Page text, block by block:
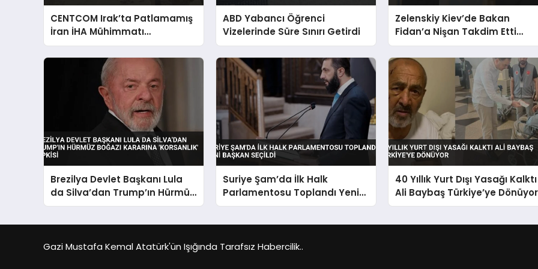
CENTCOM Irak’ta Patlamamış
İran İHA Mühimmatı
İmhasında Bir Askerin
Öldüğünü Açıkladı
ABD Yabancı Öğrenci
Vizelerinde Süre Sınırı Getirdi
Zelenskiy Kiev’de Bakan
Fidan’a Nişan Takdim Etti
Türkiye’ye Barış Teşekkürü
Brezilya Devlet Başkanı Lula
da Silva’dan Trump’ın Hürmüz
Boğazı Kararına ‘Korsanlık’
Suriye Şam’da İlk Halk
Parlamentosu Toplandı Yeni
Başkan Seçildi
40 Yıllık Yurt Dışı Yasağı Kalktı
Ali Baybaş Türkiye’ye Dönüyor
Gazi Mustafa Kemal Atatürk'ün Işığında Tarafsız Habercilik..